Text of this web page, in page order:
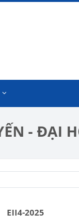
- ĐẠI
EII4-2025